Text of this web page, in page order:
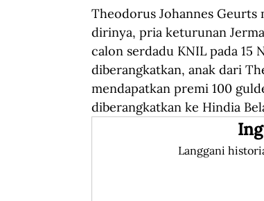
Theodorus Johannes
dirinya, pria keturunan
calon serdadu KNIL pada 15
diberangkatkan, anak dari
mendapatkan premi 100
diberangkatkan ke Hindia
Langgani